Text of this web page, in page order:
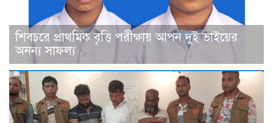
শিবচরে প্রাথমিক বৃত্তি পরীক্ষায় আপন দুই ভাইয়ের
অনন্য সাফল্য